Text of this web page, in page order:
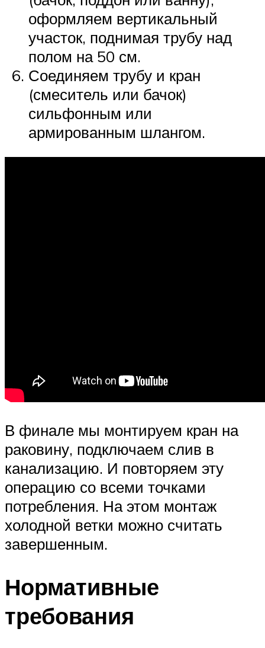
оформляем вертикальный
участок, поднимая трубу над
полом на 50 см.
Соединяем трубу и кран
(смеситель или бачок)
сильфонным или
армированным шлангом.
В финале мы монтируем кран на
раковину, подключаем слив в
канализацию. И повторяем эту
операцию со всеми точками
потребления. На этом монтаж
холодной ветки можно считать
завершенным.
Нормативные
требования